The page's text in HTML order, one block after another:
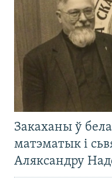
Закаханы ў
матэматык і
Аляксандру